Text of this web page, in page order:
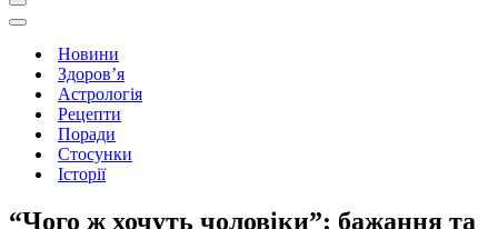
Меню
навігації
Меню
навігаціїНовини
Здоров’я
Астрологія
Рецепти
Поради
Стосунки
Історії
“Чого ж хочуть чоловіки”: бажання та